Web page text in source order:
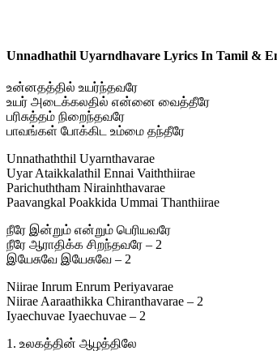
Unnadhathil Uyarndhavare Lyrics In Tamil &
உன்னதத்தில் உயர்ந்தவரே
உயர் அடைக்கலதில் என்னை வைத்தீரே
பரிசுத்தம் நிறைந்தவரே
பாவங்கள் போக்கிட உம்மை தந்தீரே
Unnathaththil Uyarnthavarae
Uyar Ataikkalathil Ennai Vaiththiirae
Parichuththam Nirainhthavarae
Paavangkal Poakkida Ummai Thanthiirae
நீரே இன்றும் என்றும் பெரியவரே
நீரே ஆராதிக்க சிறந்தவரே – 2
இயேசுவே இயேசுவே – 2
Niirae Inrum Enrum Periyavarae
Niirae Aaraathikka Chiranthavarae – 2
Iyaechuvae Iyaechuvae – 2
1. உலகத்தின் ஆழத்திலே